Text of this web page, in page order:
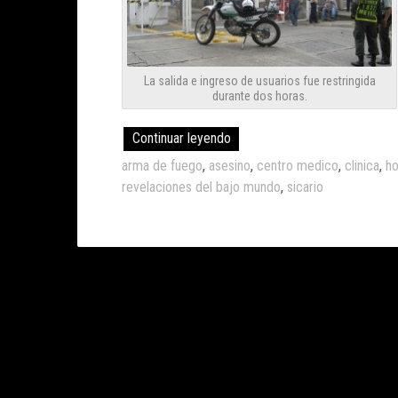
La salida e ingreso de usuarios fue restringida
durante dos horas.
Continuar leyendo
arma de fuego, asesino, centro medico, clinica,
revelaciones del bajo mundo, sicario